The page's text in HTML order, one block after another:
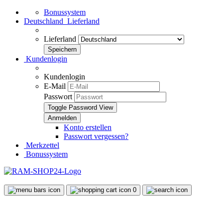
Bonussystem
Deutschland Lieferland
Lieferland
Kundenlogin
Kundenlogin
E-Mail
Passwort
Toggle Password View
Konto erstellen
Passwort vergessen?
Merkzettel
Bonussystem
0